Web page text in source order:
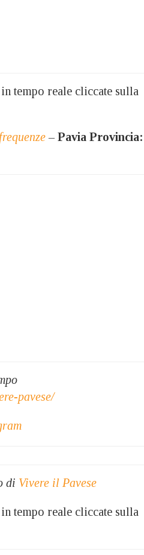
tempo reale cliccate sulla
frequenze– Pavia Provincia:
pavese/
di Vivere il Pavese
tempo reale cliccate sulla